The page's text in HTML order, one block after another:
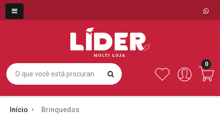
0
Início Brinquedos